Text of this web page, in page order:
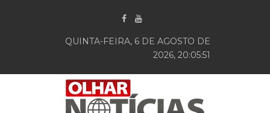
QUINTA-FEIRA, 6 DE AGOSTO DE
2026, 20:05:52